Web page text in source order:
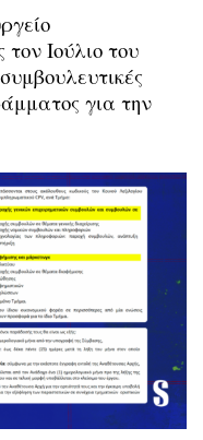
Ιούλιο του
για την